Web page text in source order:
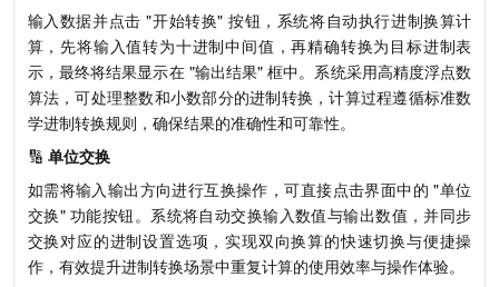
输入数据并点击 "开始转换" 按钮，系统将自动执行进制换算计
算，先将输入值转为十进制中间值，再精确转换为目标进制表
示，最终将结果显示在 "输出结果" 框中。系统采用高精度浮点数
算法，可处理整数和小数部分的进制转换，计算过程遵循标准数
学进制转换规则，确保结果的准确性和可靠性。
🔢 单位交换
如需将输入输出方向进行互换操作，可直接点击界面中的 "单位
交换" 功能按钮。系统将自动交换输入数值与输出数值，并同步
交换对应的进制设置选项，实现双向换算的快速切换与便捷操
作，有效提升进制转换场景中重复计算的使用效率与操作体验。